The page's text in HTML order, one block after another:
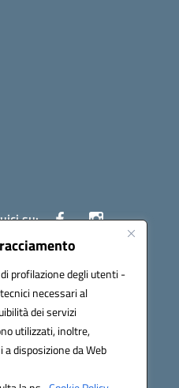
profilazione degli utenti -
necessari al
dei servizi
utilizzati, inoltre,
disposizione da Web
su: